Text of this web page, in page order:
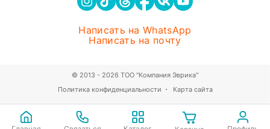
Написать на WhatsApp
Написать на почту
Политика конфиденциальности Карта сайта
© 2013 - 2026 ТОО "Компания Эврика"